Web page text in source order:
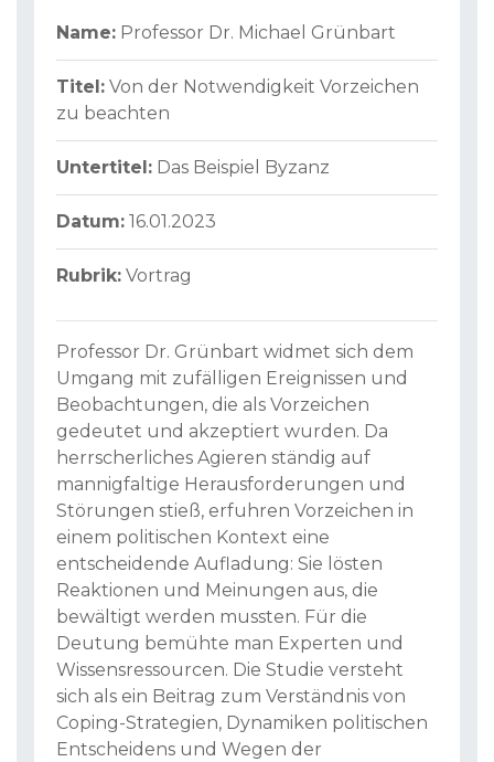
Name: Professor Dr. Michael Grünbart
Titel: Von der Notwendigkeit Vorzeichen
zu beachten
Untertitel: Das Beispiel Byzanz
Datum: 16.01.2023
Rubrik: Vortrag
Professor Dr. Grünbart widmet sich dem
Umgang mit zufälligen Ereignissen und
Beobachtungen, die als Vorzeichen
gedeutet und akzeptiert wurden. Da
herrscherliches Agieren ständig auf
mannigfaltige Herausforderungen und
Störungen stieß, erfuhren Vorzeichen in
einem politischen Kontext eine
entscheidende Aufladung: Sie lösten
Reaktionen und Meinungen aus, die
bewältigt werden mussten. Für die
Deutung bemühte man Experten und
Wissensressourcen. Die Studie versteht
sich als ein Beitrag zum Verständnis von
Coping-Strategien, Dynamiken politischen
Entscheidens und Wegen der